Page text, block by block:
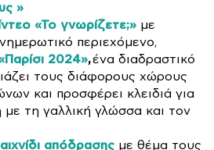
»
«Το γνωρίζετε;» με
περιεχόμενο,
2024»,ένα διαδραστικό
τους διάφορους χώρους
και προσφέρει κλειδιά για
τη γαλλική γλώσσα και τον
απόδρασης με θέμα τους